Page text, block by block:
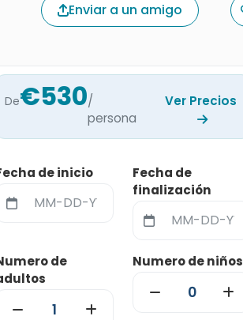
Enviar a un amigo
De€530/
persona
Ver Precios
de inicio
Fecha de
finalización
de
Numero de niños